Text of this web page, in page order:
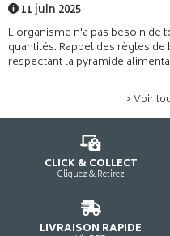
11 juin 2025
L'organisme n'a pas besoin de
quantités. Rappel des règles
respectant la pyramide
> Voir
CLICK & COLLECT
Cliquez & Retirez
LIVRAISON RAPIDE